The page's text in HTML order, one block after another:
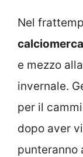
Nel
e mezzo
invernale.
per il
dopo aver
punteranno